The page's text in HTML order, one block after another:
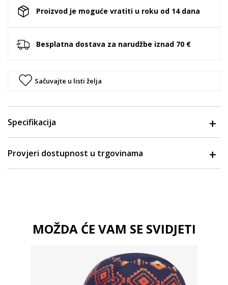
Proizvod je moguće vratiti u roku od 14 dana
Besplatna dostava za narudžbe iznad 70 €
Sačuvajte u listi želja
Specifikacija
Provjeri dostupnost u trgovinama
MOŽDA ĆE VAM SE SVIDJETI